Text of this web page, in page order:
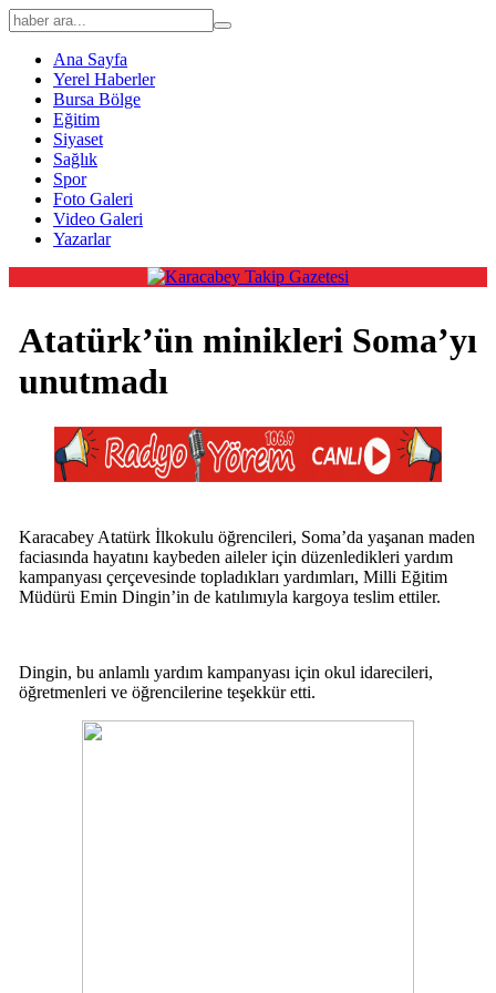
Ana Sayfa
Yerel Haberler
Bursa Bölge
Eğitim
Siyaset
Sağlık
Spor
Foto Galeri
Video Galeri
Yazarlar
Atatürk’ün minikleri Soma’yı
unutmadı
Karacabey Atatürk İlkokulu öğrencileri, Soma’da yaşanan maden
faciasında hayatını kaybeden aileler için düzenledikleri yardım
kampanyası çerçevesinde topladıkları yardımları, Milli Eğitim
Müdürü Emin Dingin’in de katılımıyla kargoya teslim ettiler.
Dingin, bu anlamlı yardım kampanyası için okul idarecileri,
öğretmenleri ve öğrencilerine teşekkür etti.